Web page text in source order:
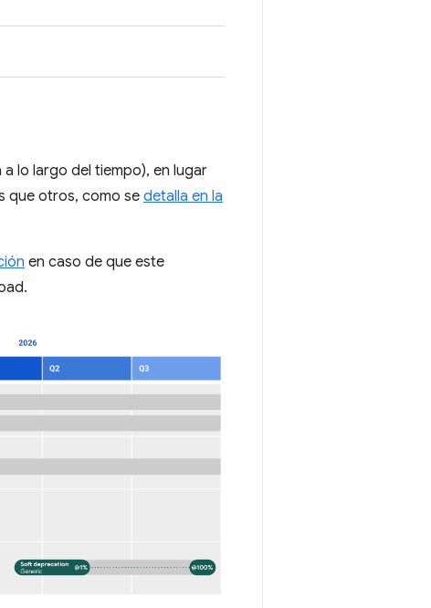
lo largo del tiempo), en lugar
que otros, como se detalla en la
en caso de que este